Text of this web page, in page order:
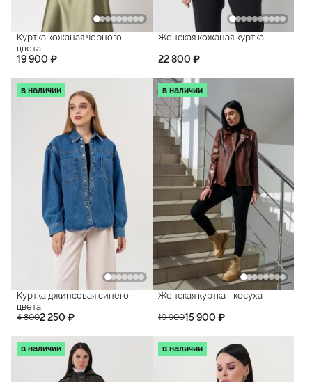
Куртка кожаная черного
цвета
19 900 ₽
Женская кожаная куртка
22 800 ₽
в наличии
Куртка джинсовая синего
цвета
4 8002 250 ₽
в наличии
Женская куртка - косуха
19 90015 900 ₽
в наличии в наличии